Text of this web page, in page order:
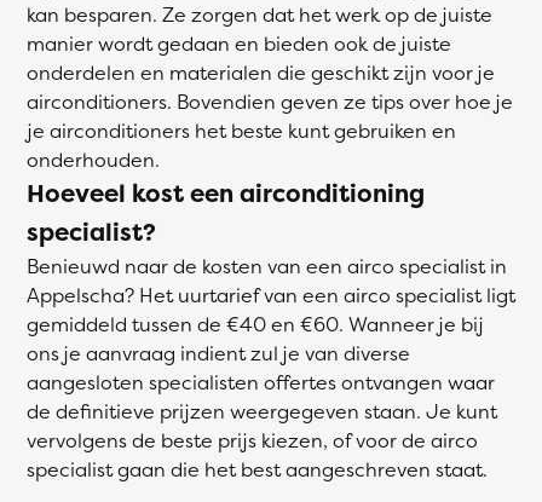
kan besparen. Ze zorgen dat het werk op de juiste
manier wordt gedaan en bieden ook de juiste
onderdelen en materialen die geschikt zijn voor je
airconditioners. Bovendien geven ze tips over hoe je
je airconditioners het beste kunt gebruiken en
onderhouden.
Hoeveel kost een airconditioning
specialist?
Benieuwd naar de kosten van een airco specialist in
Appelscha? Het uurtarief van een airco specialist ligt
gemiddeld tussen de €40 en €60. Wanneer je bij
ons je aanvraag indient zul je van diverse
aangesloten specialisten offertes ontvangen waar
de definitieve prijzen weergegeven staan. Je kunt
vervolgens de beste prijs kiezen, of voor de airco
specialist gaan die het best aangeschreven staat.